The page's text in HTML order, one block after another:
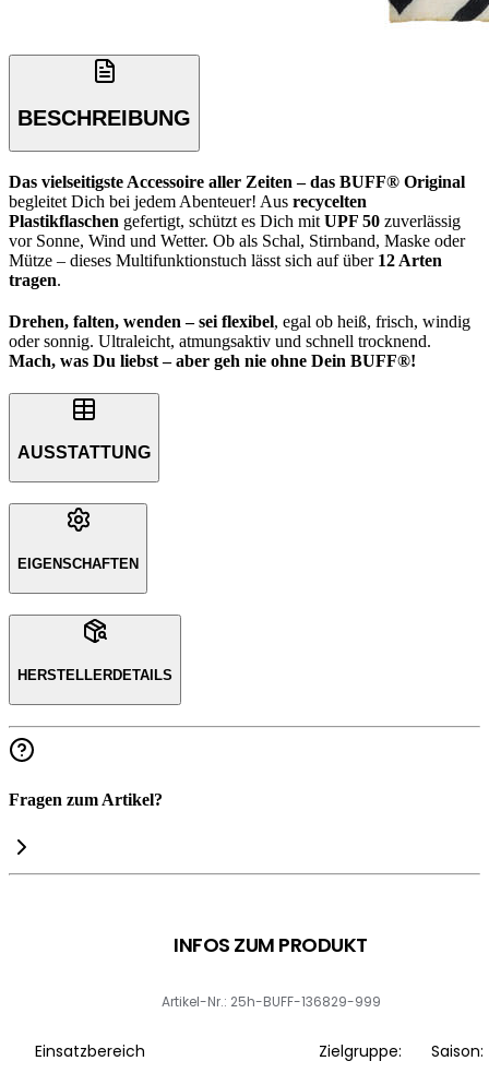
BESCHREIBUNG
Das vielseitigste Accessoire aller Zeiten – das BUFF® Original
begleitet Dich bei jedem Abenteuer! Aus recycelten
Plastikflaschen gefertigt, schützt es Dich mit UPF 50 zuverlässig
vor Sonne, Wind und Wetter. Ob als Schal, Stirnband, Maske oder
Mütze – dieses Multifunktionstuch lässt sich auf über 12 Arten
tragen.
Drehen, falten, wenden – sei flexibel, egal ob heiß, frisch, windig
oder sonnig. Ultraleicht, atmungsaktiv und schnell trocknend.
Mach, was Du liebst – aber geh nie ohne Dein BUFF®!
AUSSTATTUNG
EIGENSCHAFTEN
HERSTELLERDETAILS
Fragen zum Artikel?
INFOS ZUM PRODUKT
Artikel-Nr.: 25h-BUFF-136829-999
Einsatzbereich Zielgruppe: Saison: